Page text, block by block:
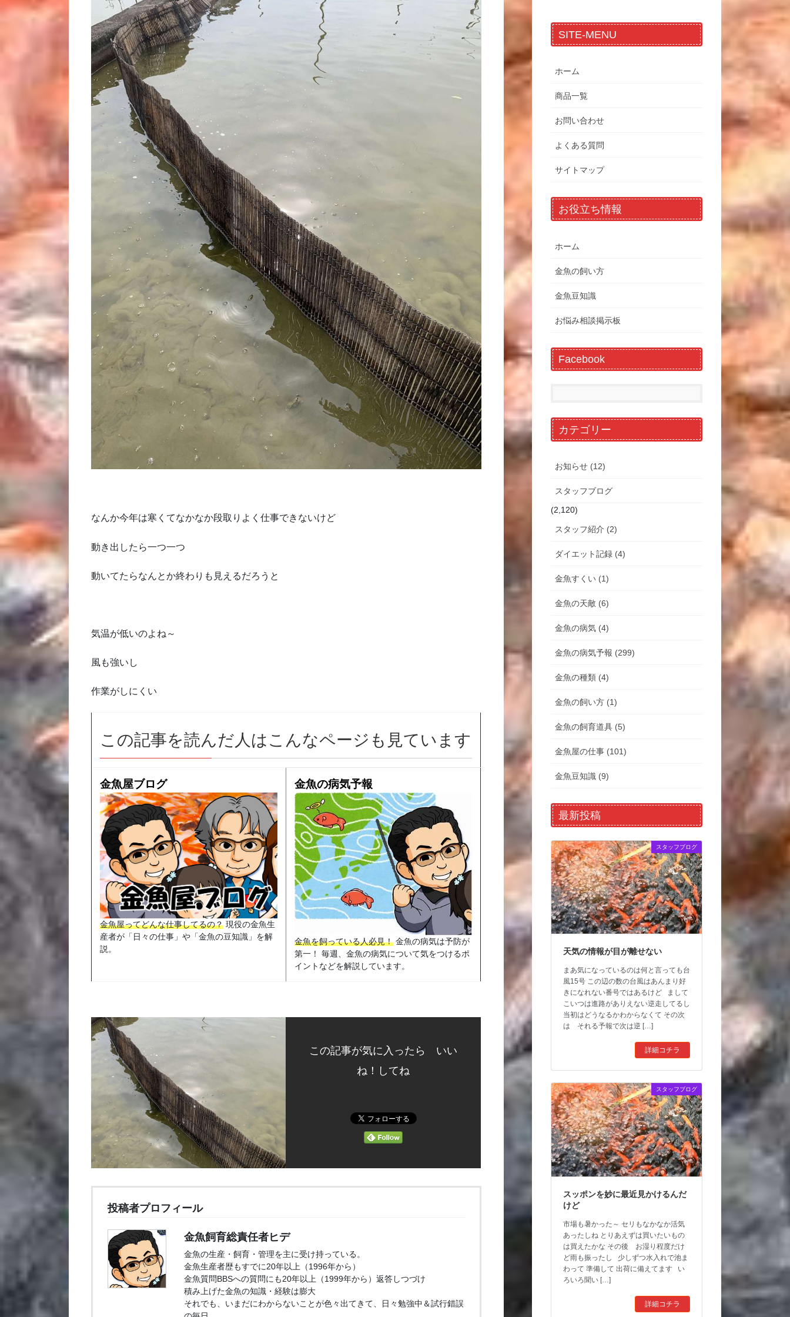
なんか今年は寒くてなかなか段取りよく仕事できないけど
動き出したら一つ一つ
動いてたらなんとか終わりも見えるだろうと
気温が低いのよね～
風も強いし
作業がしにくい
この記事を読んだ人はこんなページも見ています
金魚屋ブログ
金魚屋ってどんな仕事してるの？ 現役の金魚生
産者が「日々の仕事」や「金魚の豆知識」を解
説。
金魚の病気予報
金魚を飼っている人必見！ 金魚の病気は予防が
第一！ 毎週、金魚の病気について気をつけるポ
イントなどを解説しています。
この記事が気に入ったら いい
ね！してね
投稿者プロフィール
金魚飼育総責任者ヒデ
金魚の生産・飼育・管理を主に受け持っている。
金魚生産者歴もすでに20年以上（1996年から）
金魚質問BBSへの質問にも20年以上（1999年から）返答しつづけ
積み上げた金魚の知識・経験は膨大
それでも、いまだにわからないことが色々出てきて、日々勉強中＆試行錯誤
SITE-MENU
ホーム
商品一覧
お問い合わせ
よくある質問
サイトマップ
お役立ち情報
ホーム
金魚の飼い方
金魚豆知識
お悩み相談掲示板
Facebook
カテゴリー
お知らせ (12)
スタッフブログ
(2,120)
スタッフ紹介 (2)
ダイエット記録 (4)
金魚すくい (1)
金魚の天敵 (6)
金魚の病気 (4)
金魚の病気予報 (299)
金魚の種類 (4)
金魚の飼い方 (1)
金魚の飼育道具 (5)
金魚屋の仕事 (101)
金魚豆知識 (9)
最新投稿
スタッフブログ
天気の情報が目が離せない
まあ気になっているのは何と言っても台
風15号 この辺の数の台風はあんまり好
きになれない番号ではあるけど まして
こいつは進路がありえない逆走してるし
当初はどうなるかわからなくて その次
は それる予報で次は逆 […]
詳細コチラ
スタッフブログ
スッポンを妙に最近見かけるんだ
けど
市場も暑かった～ セリもなかなか活気
あったしね とりあえずは買いたいもの
は買えたかな その後 お湿り程度だけ
ど雨も振ったし 少しずつ水入れで池ま
わって 準備して 出荷に備えてます い
ろいろ聞い […]
詳細コチラ